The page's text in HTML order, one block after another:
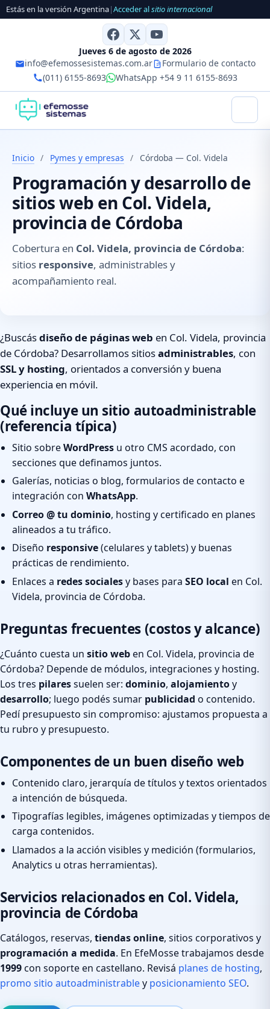
Estás en la versión Argentina|Acceder alsitio internacional
Jueves 6 de agosto de 2026
info@efemossesistemas.com.ar
Formulario de contacto
(011) 6155-8693
WhatsApp +54 9 11 6155-8693
Inicio / Pymes y empresas / Córdoba — Col. Videla
Programación y desarrollo de
sitios web en Col. Videla,
provincia de Córdoba
Cobertura en Col. Videla, provincia de Córdoba:
sitios responsive, administrables y
acompañamiento real.
¿Buscásdiseño de páginas web en Col. Videla, provincia
de Córdoba? Desarrollamos sitiosadministrables, con
SSL y hosting, orientados a conversión y buena
experiencia en móvil.
Qué incluye un sitio autoadministrable
(referencia típica)
Sitio sobreWordPress u otro CMS acordado, con
secciones que definamos juntos.
Galerías, noticias o blog, formularios de contacto e
integración con WhatsApp.
Correo @ tu dominio, hosting y certificado en planes
alineados a tu tráfico.
Diseño responsive(celulares y tablets) y buenas
prácticas de rendimiento.
Enlaces a redes socialesy bases para SEO local en Col.
Videla, provincia de Córdoba.
Preguntas frecuentes (costos y alcance)
¿Cuánto cuesta un sitio weben Col. Videla, provincia de
Córdoba? Depende de módulos, integraciones y hosting.
Los tres pilaressuelen ser: dominio, alojamientoy
desarrollo; luego podés sumar publicidad o contenido.
Pedí presupuesto sin compromiso: ajustamos propuesta a
tu rubro y presupuesto.
Componentes de un buen diseño web
Contenido claro, jerarquía de títulos y textos orientados
a intención de búsqueda.
Tipografías legibles, imágenes optimizadas y tiempos de
carga contenidos.
Llamados a la acción visibles y medición (formularios,
Analytics u otras herramientas).
Servicios relacionados en Col. Videla,
provincia de Córdoba
Catálogos, reservas, tiendas online, sitios corporativos y
programación a medida. En EfeMosse trabajamos desde
1999con soporte en castellano. Revisá planes de hosting,
promo sitio autoadministrabley posicionamiento SEO.